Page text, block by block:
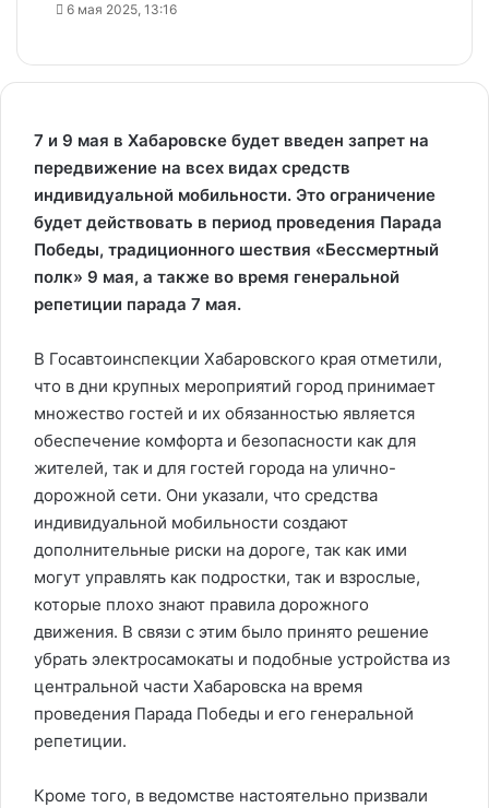
6 мая 2025, 13:16
7 и 9 мая в Хабаровске будет введен запрет на
передвижение на всех видах средств
индивидуальной мобильности. Это ограничение
будет действовать в период проведения Парада
Победы, традиционного шествия «Бессмертный
полк» 9 мая, а также во время генеральной
репетиции парада 7 мая.
В Госавтоинспекции Хабаровского края отметили,
что в дни крупных мероприятий город принимает
множество гостей и их обязанностью является
обеспечение комфорта и безопасности как для
жителей, так и для гостей города на улично-
дорожной сети. Они указали, что средства
индивидуальной мобильности создают
дополнительные риски на дороге, так как ими
могут управлять как подростки, так и взрослые,
которые плохо знают правила дорожного
движения. В связи с этим было принято решение
убрать электросамокаты и подобные устройства из
центральной части Хабаровска на время
проведения Парада Победы и его генеральной
репетиции.
Кроме того, в ведомстве настоятельно призвали